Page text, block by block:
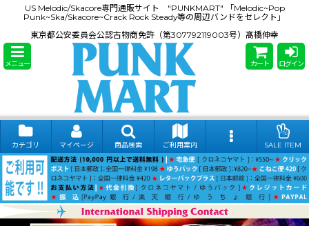
US Melodic/Skacore専門通販サイト "PUNKMART" 「Melodic~Pop
Punk~Ska/Skacore~Crack Rock Steady等の周辺バンドをセレクト」
東京都公安委員会公認古物商免許（第307792119003号）髙橋伸幸
メニュー カート ログイン
カテゴリ マイページ 商品検索 ご利用案内 SALE ITEM